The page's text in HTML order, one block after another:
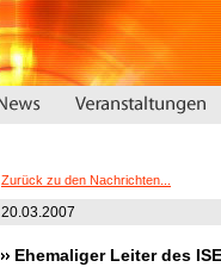
Zurück zu den Nachrichten...
20.03.2007
Ehemaliger Leiter des